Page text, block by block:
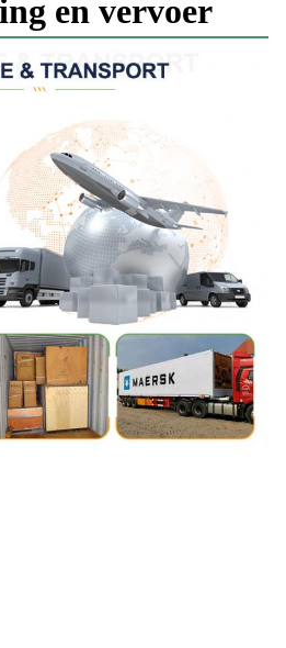
en vervoer